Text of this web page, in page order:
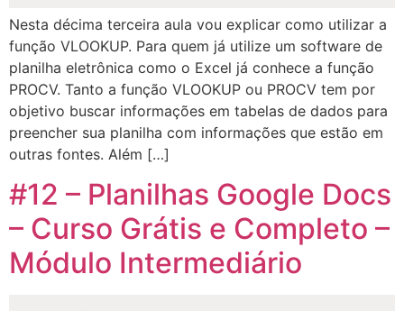
Nesta décima terceira aula vou explicar como utilizar a
função VLOOKUP. Para quem já utilize um software de
planilha eletrônica como o Excel já conhece a função
PROCV. Tanto a função VLOOKUP ou PROCV tem por
objetivo buscar informações em tabelas de dados para
preencher sua planilha com informações que estão em
outras fontes. Além […]
#12 – Planilhas Google Docs
– Curso Grátis e Completo –
Módulo Intermediário